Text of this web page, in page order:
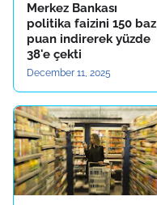
Merkez Bankası
politika faizini 150 baz
puan indirerek yüzde
38'e çekti
December 11, 2025